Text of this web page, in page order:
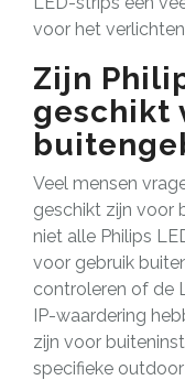
voor het
Zijn
geschikt
Veel mensen
geschikt zijn voor
niet alle Philips
voor gebruik
controleren of de
IP-waardering
zijn voor
specifieke